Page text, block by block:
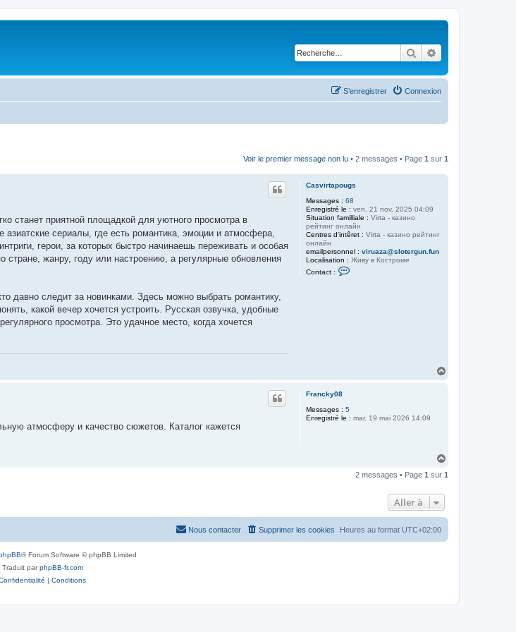
Rechercher
Connexion
S’enregistrer
Voir le premier message non lu • 2 messages • Page 1 sur 1
Casvirtapougs
Messages : 68
Enregistré le : ven. 21 nov. 2025 04:09
Situation familliale : Virta - казино
рейтинг онлайн
Centres d'intêret : Virta - казино рейтинг
онлайн
emailpersonnel : viruaza@slotergun.fun
Localisation : Живу в Костроме
Contact :
o
станет приятной площадкой для уютного просмотра в
сериалы, где есть романтика, эмоции и атмосфера,
герои, за которых быстро начинаешь переживать и особая
стране, жанру, году или настроению, а регулярные обновления
давно следит за новинками. Здесь можно выбрать романтику,
какой вечер хочется устроить. Русская озвучка, удобные
просмотра. Это удачное место, когда хочется
Francky08
Messages : 5
Enregistré le : mar. 19 mai 2026 14:09
атмосферу и качество сюжетов. Каталог кажется
u
2 messages • Page 1 sur 1
Aller à
Heures au format UTC+02:00
Supprimer les cookies
Nous contacter
® Forum Software © phpBB Limited
Traduit parphpBB-fr.com
| Conditions